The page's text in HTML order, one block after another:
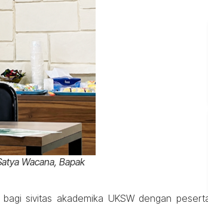
Wacana, Bapak
sivitas akademika UKSW dengan